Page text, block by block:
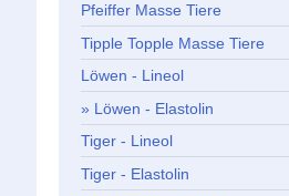
Pfeiffer Masse Tiere
Tipple Topple Masse Tiere
Löwen - Lineol
Löwen - Elastolin
Tiger - Lineol
Tiger - Elastolin